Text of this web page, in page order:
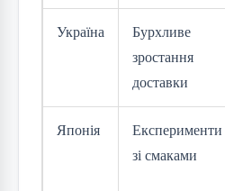
Україна
Бурхливе
зростання
доставки
Японія
Експерименти
зі смаками